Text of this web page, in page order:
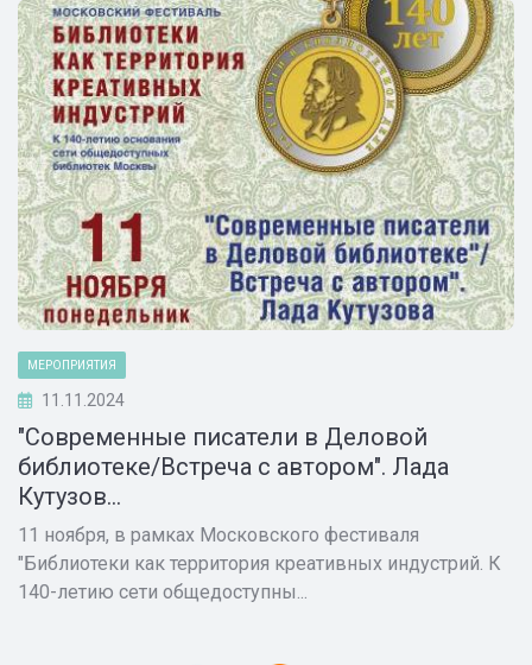
МЕРОПРИЯТИЯ
11.11.2024
"Современные писатели в Деловой
библиотеке/Встреча с автором". Лада
Кутузов...
11 ноября, в рамках Московского фестиваля
"Библиотеки как территория креативных индустрий. К
140-летию сети общедоступны...